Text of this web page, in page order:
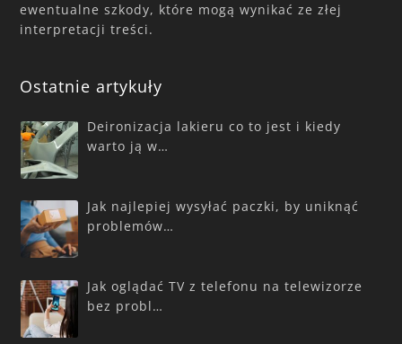
ewentualne szkody, które mogą wynikać ze złej
interpretacji treści.
Ostatnie artykuły
Deironizacja lakieru co to jest i kiedy
warto ją w…
Jak najlepiej wysyłać paczki, by uniknąć
problemów…
Jak oglądać TV z telefonu na telewizorze
bez probl…